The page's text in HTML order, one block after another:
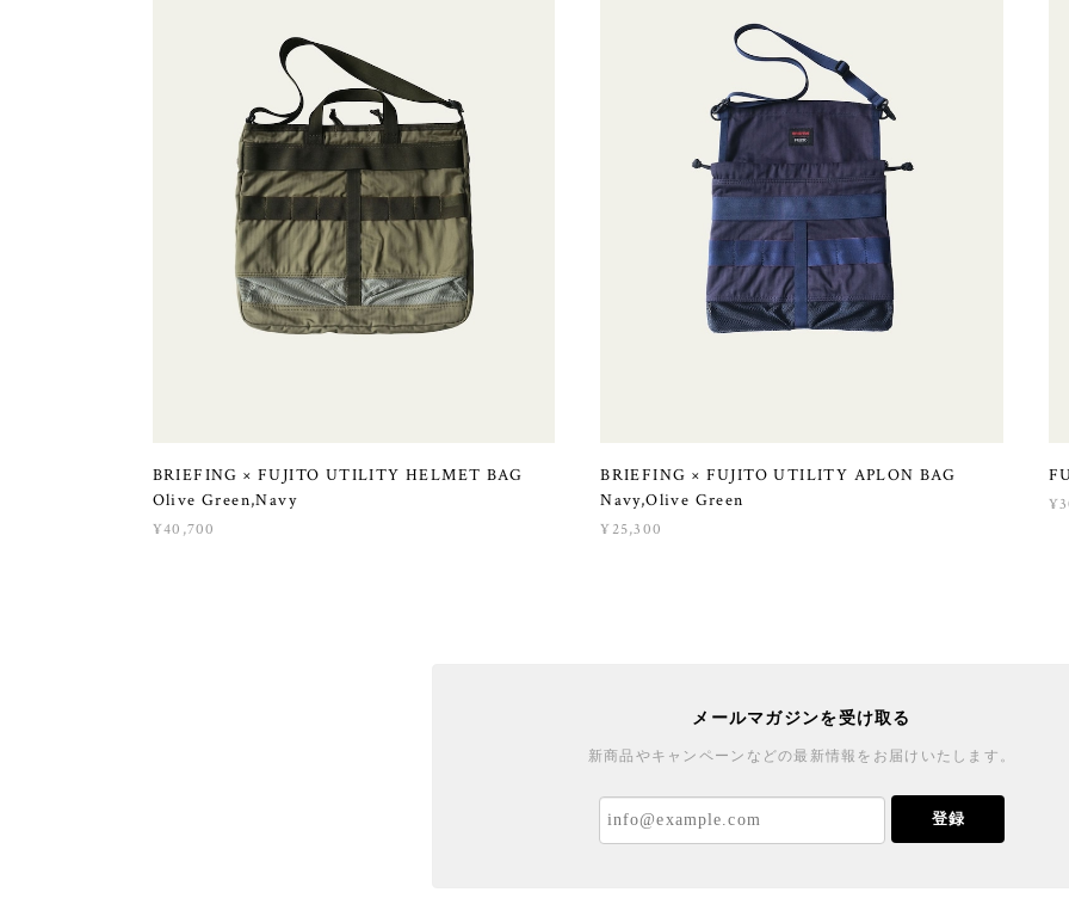
BRIEFING × FUJITO UTILITY HELMET BAG
Olive Green,Navy
¥40,700
BRIEFING × FUJITO UTILITY APLON BAG
Navy,Olive Green
¥25,300
メールマガジンを受け取る
新商品やキャンペーンなどの最新情報をお届けいたします。
登録